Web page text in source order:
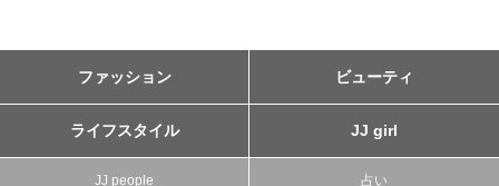
ファッション ビューティ
ライフスタイル JJ girl
JJ people 占い